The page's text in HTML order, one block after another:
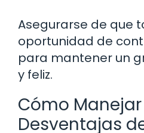
Asegurarse de que
oportunidad de
para mantener un
y feliz.
Cómo
Desventajas